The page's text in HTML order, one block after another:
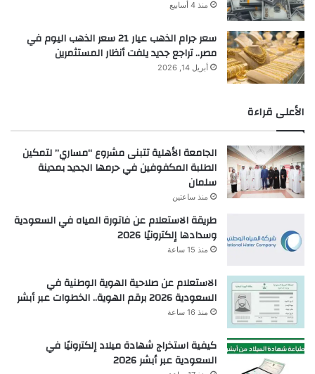
منذ 4 أسابيع
سعر جرام الذهب عيار 21 سعر الذهب اليوم في
مصر.. تراجع جديد يلفت أنظار المستثمرين
أبريل 14, 2026
الأعلى قراءة
الجامعة الأهلية تتبنى مشروع “مساري” لتمكين
الطلبة المكفوفين في حرمها الجديد بمدينة
سلمان
منذ ساعتين
طريقة الاستعلام عن فاتورة المياه في السعودية
وسدادها إلكترونيًا 2026
منذ 15 ساعة
الاستعلام عن صلاحية الهوية الوطنية في
السعودية 2026 برقم الهوية.. الخطوات عبر أبشر
منذ 16 ساعة
كيفية استخراج شهادة ميلاد إلكترونيًا في
السعودية عبر أبشر 2026